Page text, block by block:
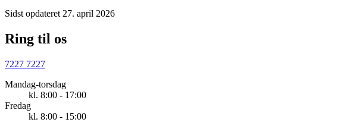
Sidst opdateret 27. april 2026
Ring til os
7227 7227
Mandag-torsdag
kl. 8:00 - 17:00
Fredag
kl. 8:00 - 15:00